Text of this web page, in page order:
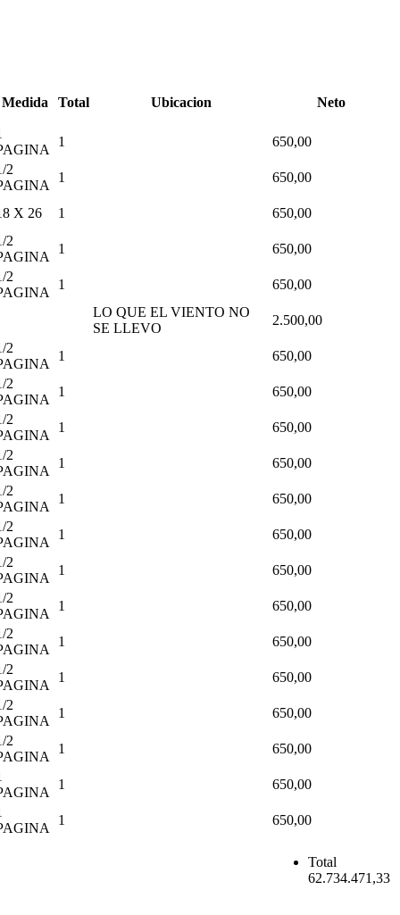
Medida Total Ubicacion Neto
1 650,00
2
1 650,00
X 26 1 650,00
2
1 650,00
2
1 650,00
LO QUE EL VIENTO NO
SE LLEVO
2.500,00
2
1 650,00
2
1 650,00
2
1 650,00
2
1 650,00
2
1 650,00
2
1 650,00
2
1 650,00
2
1 650,00
2
1 650,00
2
1 650,00
2
1 650,00
2
1 650,00
1 650,00
1 650,00
Total
62.734.471,33